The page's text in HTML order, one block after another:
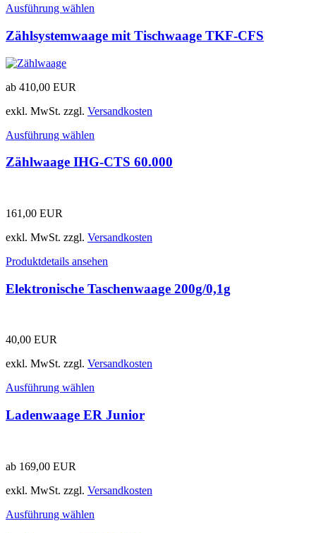
Ausführung wählen
Zählsystemwaage mit Tischwaage TKF-CFS
ab 410,00 EUR
exkl. MwSt. zzgl. Versandkosten
Ausführung wählen
Zählwaage IHG-CTS 60.000
161,00 EUR
exkl. MwSt. zzgl. Versandkosten
Produktdetails ansehen
Elektronische Taschenwaage 200g/0,1g
40,00 EUR
exkl. MwSt. zzgl. Versandkosten
Ausführung wählen
Ladenwaage ER Junior
ab 169,00 EUR
exkl. MwSt. zzgl. Versandkosten
Ausführung wählen